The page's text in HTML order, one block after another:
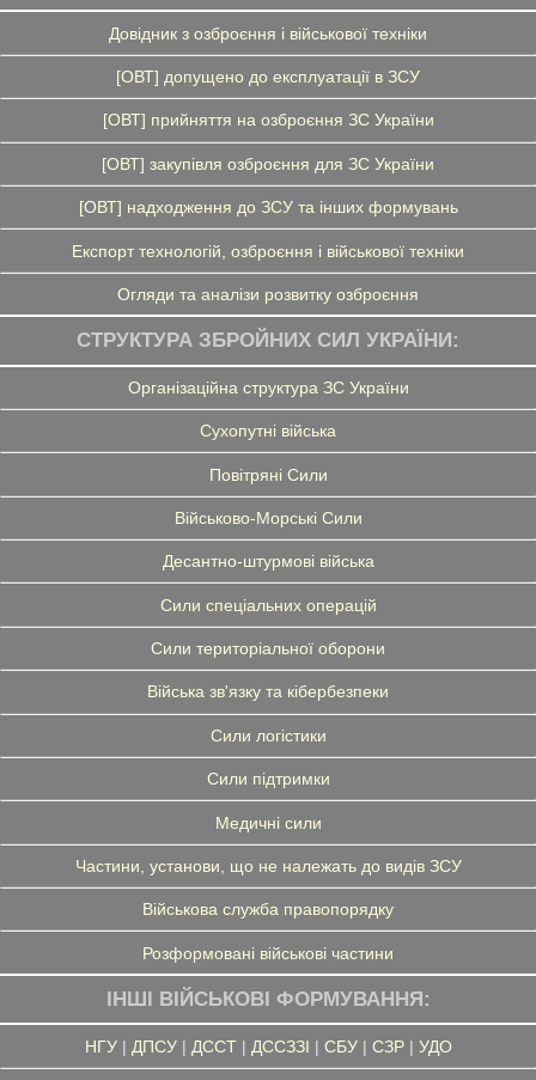
Довідник з озброєння і військової техніки
[ОВТ] допущено до експлуатації в ЗСУ
[ОВТ] прийняття на озброєння ЗС України
[ОВТ] закупівля озброєння для ЗС України
[ОВТ] надходження до ЗСУ та інших формувань
Експорт технологій, озброєння і військової техніки
Огляди та аналізи розвитку озброєння
СТРУКТУРА ЗБРОЙНИХ СИЛ УКРАЇНИ:
Організаційна структура ЗС України
Сухопутні війська
Повітряні Сили
Військово-Морські Сили
Десантно-штурмові війська
Сили спеціальних операцій
Сили територіальної оборони
Війська зв'язку та кібербезпеки
Сили логістики
Сили підтримки
Медичні сили
Частини, установи, що не належать до видів ЗСУ
Військова служба правопорядку
Розформовані військові частини
ІНШІ ВІЙСЬКОВІ ФОРМУВАННЯ:
НГУ| ДПСУ| ДССТ| ДССЗЗІ | СБУ| СЗР| УДО